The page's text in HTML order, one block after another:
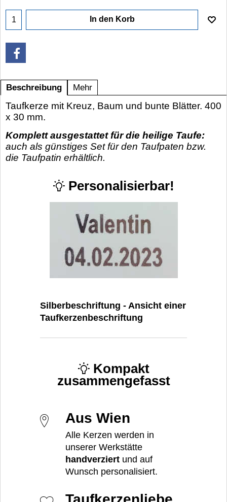
In den Korb
Beschreibung Mehr
Taufkerze mit Kreuz, Baum und bunte Blätter. 400
x 30 mm.
Komplett ausgestattet für die heilige Taufe:
auch als günstiges Set für den Taufpaten bzw.
die Taufpatin erhältlich.
Personalisierbar!
Silberbeschriftung - Ansicht einer
Taufkerzenbeschriftung
Kompakt
zusammengefasst
Aus Wien
Alle Kerzen werden in
unserer Werkstätte
handverziert und auf
Wunsch personalisiert.